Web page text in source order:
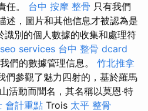
任。 台中 按摩 整骨 只有我們
述，圖片和其他信息才被認為是
識別的個人數據的收集和處理符
seo services 台中 整骨 dcard
們的數據管理信息。 竹北推拿
們參觀了魅力四射的，基於羅馬
活動而聞名，其名稱以莫恩·特
會計重點 Trois 太平 整骨